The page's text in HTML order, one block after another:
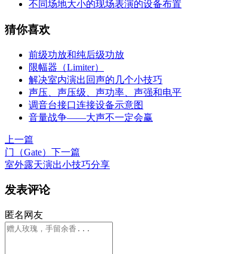
不同场地大小的现场表演的设备布置
猜你喜欢
前级功放和纯后级功放
限幅器（Limiter）
解决室内演出回声的几个小技巧
声压、声压级、声功率、声强和电平
调音台接口连接设备示意图
音量战争——大声不一定会赢
上一篇
门（Gate） 下一篇
室外露天演出小技巧分享
发表评论
匿名网友